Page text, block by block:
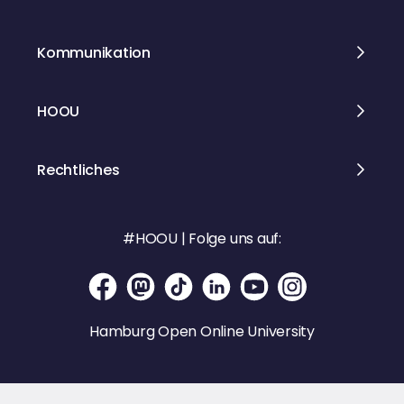
Kommunikation
HOOU
Rechtliches
#HOOU | Folge uns auf:
Hamburg Open Online University